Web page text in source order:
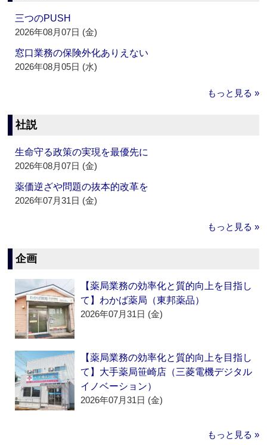
三つのPUSH
2026年08月07日 (金)
窓口業務の保険外化ありえない
2026年08月05日 (水)
もっと見る »
社説
生命守る政策の実現を最優先に
2026年08月07日 (金)
薬価逆ざや問題の抜本的改革を
2026年07月31日 (金)
もっと見る »
企画
【薬局業務の効率化と質的向上を目指し
て】わかば薬局（東邦薬品）
2026年07月31日 (金)
【薬局業務の効率化と質的向上を目指し
て】大手薬局笹崎店（三菱電機デジタル
イノベーション）
2026年07月31日 (金)
もっと見る »